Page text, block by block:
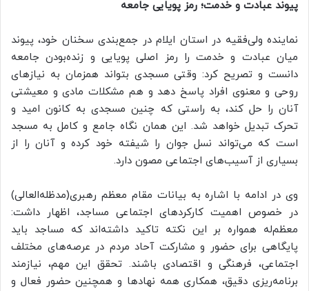
پیوند عبادت و خدمت؛ رمز پویایی جامعه
نماینده ولی‌فقیه در استان ایلام در جمع‌بندی سخنان خود، پیوند
میان عبادت و خدمت را رمز اصلی پویایی و زنده‌بودن جامعه
دانست و تصریح کرد: وقتی مسجدی بتواند همزمان به نیازهای
روحی و معنوی افراد پاسخ دهد و هم مشکلات مادی و معیشتی
آنان را حل کند، به راستی که چنین مسجدی به کانون امید و
تحرک تبدیل خواهد شد. این همان نگاه جامع و کامل به مسجد
است که می‌تواند نسل جوان را شیفته خود کرده و آنان را از
بسیاری از آسیب‌های اجتماعی مصون دارد.
وی در ادامه با اشاره به بیانات مقام معظم رهبری(مدظله‌العالی)
در خصوص اهمیت کارکردهای اجتماعی مساجد، اظهار داشت:
معظم‌له همواره بر این نکته تاکید داشته‌اند که مساجد باید
پایگاهی برای حضور و مشارکت آحاد مردم در عرصه‌های مختلف
اجتماعی، فرهنگی و اقتصادی باشند. تحقق این مهم، نیازمند
برنامه‌ریزی دقیق، همکاری همه نهادها و همچنین حضور فعال و